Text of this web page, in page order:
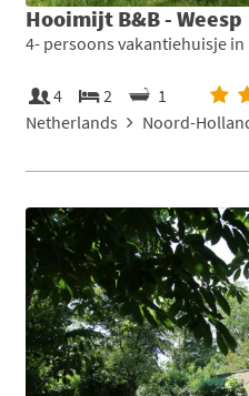
Hooimijt B&B - Weesp
4- persoons vakantiehuisje
4 2
1
Netherlands
Noord-